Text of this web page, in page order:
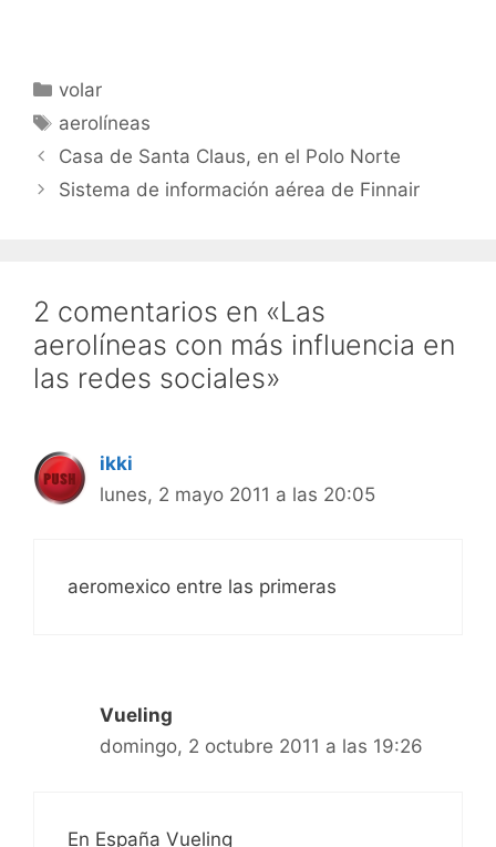
Categorías
volar
Etiquetas
aerolíneas
Casa de Santa Claus, en el Polo Norte
Sistema de información aérea de Finnair
2 comentarios en «Las
aerolíneas con más influencia en
las redes sociales»
ikki
lunes, 2 mayo 2011 a las 20:05
aeromexico entre las primeras
Vueling
domingo, 2 octubre 2011 a las 19:26
En España Vueling